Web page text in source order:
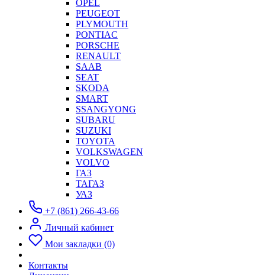
OPEL
PEUGEOT
PLYMOUTH
PONTIAC
PORSCHE
RENAULT
SAAB
SEAT
SKODA
SMART
SSANGYONG
SUBARU
SUZUKI
TOYOTA
VOLKSWAGEN
VOLVO
ГАЗ
ТАГАЗ
УАЗ
+7 (861) 266-43-66
Личный кабинет
Мои закладки (0)
Контакты